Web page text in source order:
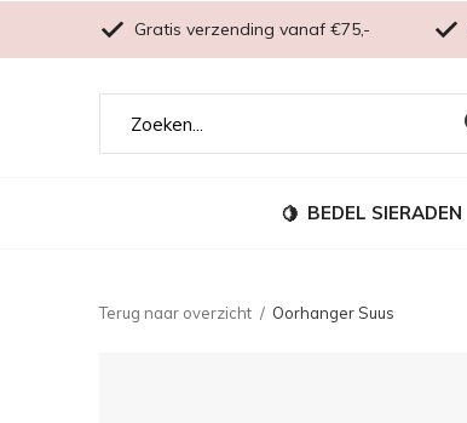
BEDEL SIERADEN
Gratis verzending vanaf €75,-
Terug naar overzicht Oorhanger Suus